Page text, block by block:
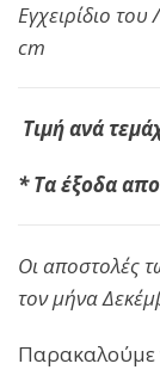
Εγχειρίδιο
cm
Τιμή ανά
* Τα έξοδα
Οι αποστολές
τον μήνα
Παρακαλούμε